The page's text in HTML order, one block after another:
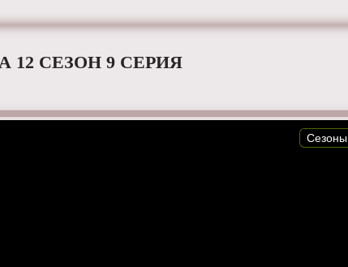
СЕЗОН 9 СЕРИЯ
Сезоны